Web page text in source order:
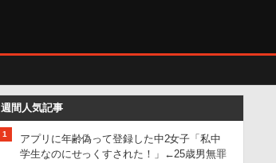
週間人気記事
1
アプリに年齢偽って登録した中2女子「私中
学生なのにせっくすされた！」←25歳男無罪